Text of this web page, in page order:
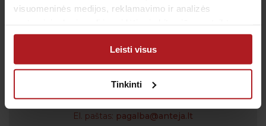
visuomeninės medijos, reklamavimo ir analizės
arba naudojant paslaugas surinktos informacijos.
Leisti visus
Tinkinti
Tel.: (iš užsienio)00-370-37-245330
apmokestinami pagal Jūsų ryšio operatoriaus
taikomą tarifą.
El. paštas: pagalba@anteja.lt